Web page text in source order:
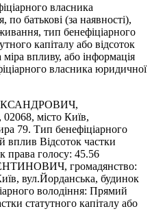
власника
батькові (за наявності),
тип бенефіціарного
капіталу або відсоток
впливу, або інформація
власника юридичної
02068, місто Київ,
79. Тип бенефіціарного
вплив Відсоток частки
права голосу: 45.56
громадянство:
вул.Йорданська, будинок
володіння: Прямий
статутного капіталу або